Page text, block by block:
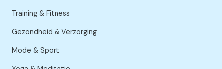
Training & Fitness
Gezondheid & Verzorging
Mode & Sport